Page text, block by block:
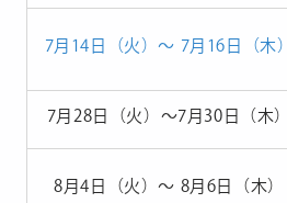
7月14日（火）〜 7月16日（木）
7月28日（火）〜7月30日（木）
8月4日（火）〜 8月6日（木）